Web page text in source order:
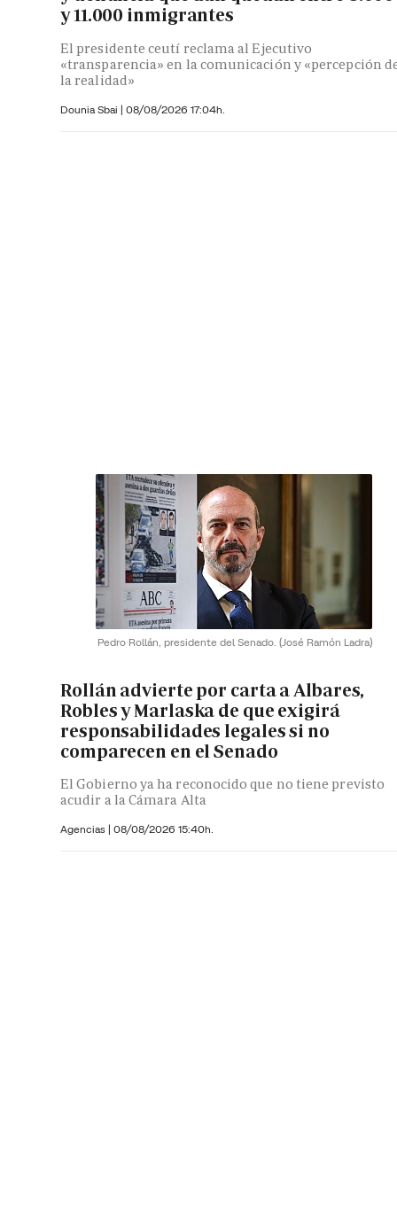
y 11.000 inmigrantes
El presidente ceutí reclama al Ejecutivo
«transparencia» en la comunicación y «percepción
la realidad»
Dounia Sbai | 08/08/2026 17:04h.
Pedro Rollán, presidente del Senado. (José Ramón Ladra)
Rollán advierte por carta a Albares,
Robles y Marlaska de que exigirá
responsabilidades legales si no
comparecen en el Senado
El Gobierno ya ha reconocido que no tiene previsto
acudir a la Cámara Alta
Agencias | 08/08/2026 15:40h.